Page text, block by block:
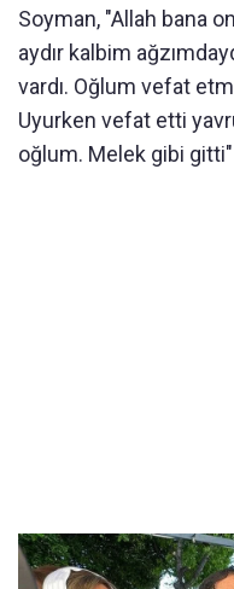
Soyman, "Allah bana
aydır kalbim
vardı. Oğlum vefat
Uyurken vefat etti
oğlum. Melek gibi gitti"